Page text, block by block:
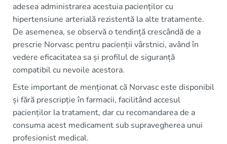
adesea administrarea acestuia pacienților cu
hipertensiune arterială rezistentă la alte tratamente.
De asemenea, se observă o tendință crescândă de a
prescrie Norvasc pentru pacienții vârstnici, având în
vedere eficacitatea sa și profilul de siguranță
compatibil cu nevoile acestora.
Este important de menționat că Norvasc este disponibil
și fără prescripție în farmacii, facilitând accesul
pacienților la tratament, dar cu recomandarea de a
consuma acest medicament sub supravegherea unui
profesionist medical.